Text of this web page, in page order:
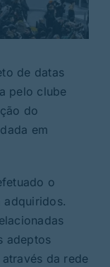
de datas
pelo clube
do
em
o
adquiridos.
adeptos
da rede